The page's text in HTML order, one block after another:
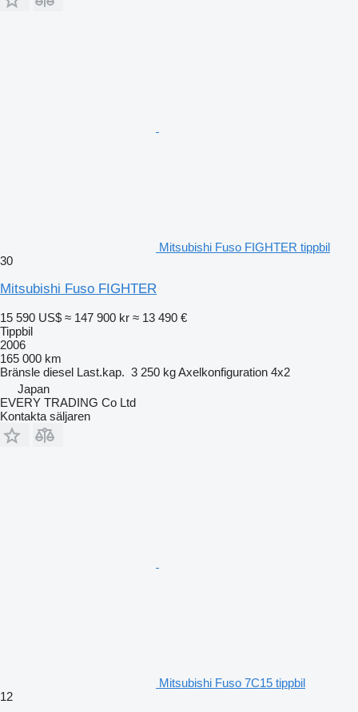
Mitsubishi Fuso FIGHTER tippbil
30
Mitsubishi Fuso FIGHTER
15 590 US$ ≈ 147 900 kr ≈ 13 490 €
Tippbil
2006
165 000 km
Bränsle diesel Last.kap. 3 250 kgAxelkonfiguration 4x2
Japan
EVERY TRADING Co Ltd
Kontakta säljaren
Mitsubishi Fuso 7C15 tippbil
12